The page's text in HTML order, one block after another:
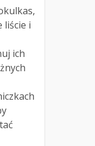
liście i
ich